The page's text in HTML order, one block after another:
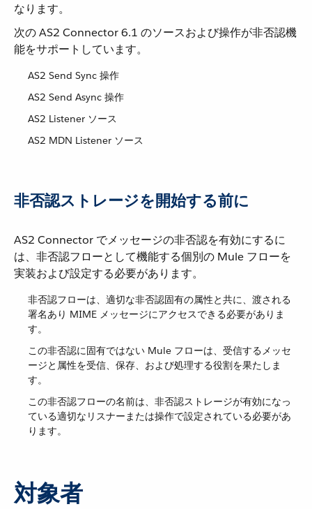
なります。
次の AS2 Connector 6.1 のソースおよび操作が非否認機
能をサポートしています。
AS2 Send Sync 操作
AS2 Send Async 操作
AS2 Listener ソース
AS2 MDN Listener ソース
非否認ストレージを開始する前に
AS2 Connector でメッセージの非否認を有効にするに
は、非否認フローとして機能する個別の Mule フローを
実装および設定する必要があります。
非否認フローは、適切な非否認固有の属性と共に、渡される
署名あり MIME メッセージにアクセスできる必要がありま
す。
この非否認に固有ではない Mule フローは、受信するメッセ
ージと属性を受信、保存、および処理する役割を果たしま
す。
この非否認フローの名前は、非否認ストレージが有効になっ
ている適切なリスナーまたは操作で設定されている必要があ
ります。
対象者